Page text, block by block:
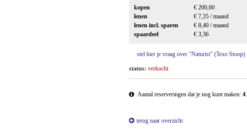
kopen
€ 200,00
lenen
€ 7,35 / maand
lenen incl. sparen
€ 8,40 / maand
spaardeel
€ 3,36
stel hier je vraag over "Naturist" (Texo Stoop)
status: verkocht
Aantal reserveringen dat je nog kunt maken: 4.
terug naar overzicht